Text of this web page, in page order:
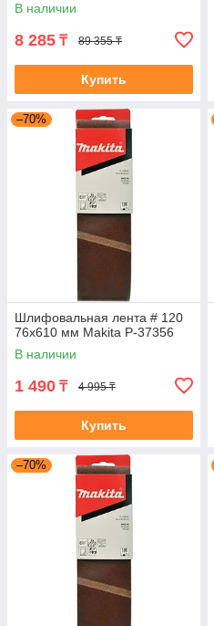
В наличии
8 285 ₸ 89 355 ₸
Купить
–70%
Шлифовальная лента # 120
76x610 мм Makita P-37356
В наличии
1 490 ₸ 4 995 ₸
Купить
–70%